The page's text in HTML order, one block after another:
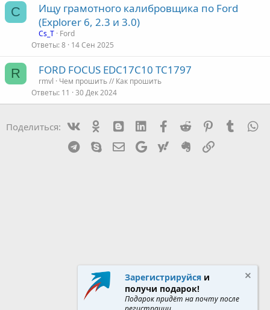
C
Ищу грамотного калибровщика по Ford
(Explorer 6, 2.3 и 3.0)
Cs_T Ford
Ответы 8 14 Сен 2025
R FORD FOCUS EDC17C10 TC1797
rmvl
Чем прошить // Как прошить
Ответы 11 30 Дек 2024
Поделиться: Ok mes_blogger
Linked InFacebook
Reddit PinterestTumblr
Telegram
Skype Эл. почта
Google Yahoo Evernote
Зарегистрируйся и
получи подарок!
Подарок придёт на почту после